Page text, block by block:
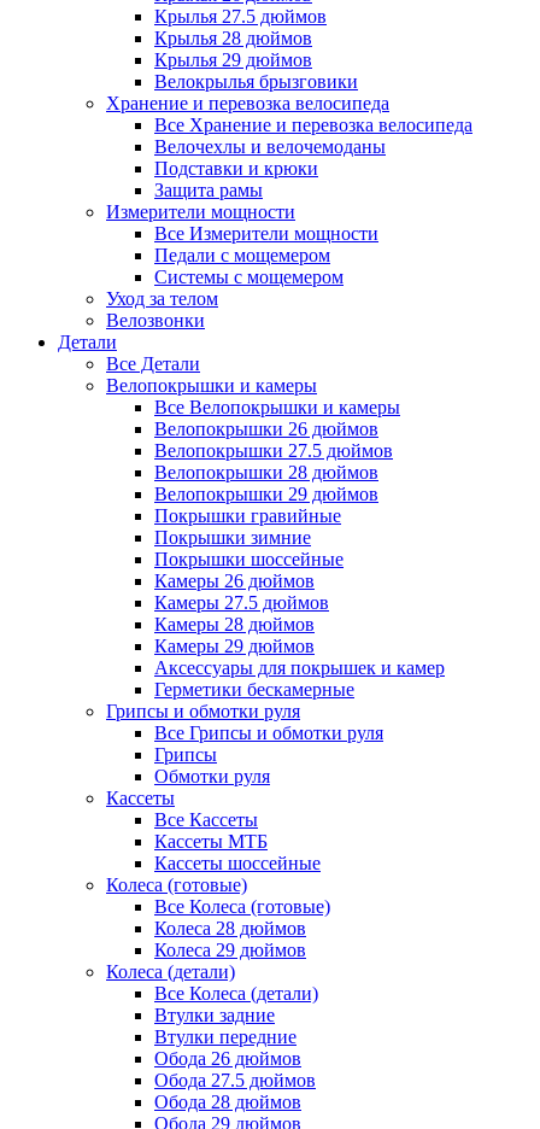
Крылья 27.5 дюймов
Крылья 28 дюймов
Крылья 29 дюймов
Велокрылья брызговики
Хранение и перевозка велосипеда
Все Хранение и перевозка велосипеда
Велочехлы и велочемоданы
Подставки и крюки
Защита рамы
Измерители мощности
Все Измерители мощности
Педали с мощемером
Системы с мощемером
Уход за телом
Велозвонки
Детали
Все Детали
Велопокрышки и камеры
Все Велопокрышки и камеры
Велопокрышки 26 дюймов
Велопокрышки 27.5 дюймов
Велопокрышки 28 дюймов
Велопокрышки 29 дюймов
Покрышки гравийные
Покрышки зимние
Покрышки шоссейные
Камеры 26 дюймов
Камеры 27.5 дюймов
Камеры 28 дюймов
Камеры 29 дюймов
Аксессуары для покрышек и камер
Герметики бескамерные
Грипсы и обмотки руля
Все Грипсы и обмотки руля
Грипсы
Обмотки руля
Кассеты
Все Кассеты
Кассеты МТБ
Кассеты шоссейные
Колеса (готовые)
Все Колеса (готовые)
Колеса 28 дюймов
Колеса 29 дюймов
Колеса (детали)
Все Колеса (детали)
Втулки задние
Втулки передние
Обода 26 дюймов
Обода 27.5 дюймов
Обода 28 дюймов
Обода 29 дюймов